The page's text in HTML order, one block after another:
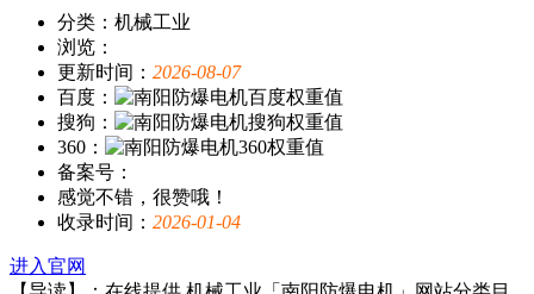
分类：机械工业
浏览：
更新时间： 2026-08-07
百度：
搜狗：
360：
备案号：
感觉不错，很赞哦！
收录时间： 2026-01-04
进入官网